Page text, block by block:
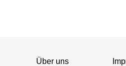
Über uns